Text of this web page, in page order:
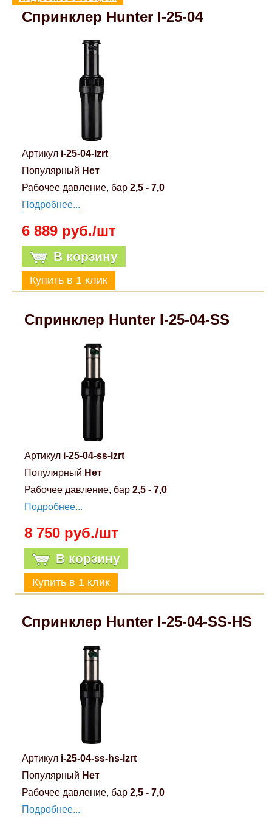
Спринклер Hunter I-25-04
Артикул i-25-04-lzrt
Популярный Нет
Рабочее давление, бар 2,5 - 7,0
Подробнее...
6 889 руб./шт
В корзину
Спринклер Hunter I-25-04-SS
Артикул i-25-04-ss-lzrt
Популярный Нет
Рабочее давление, бар 2,5 - 7,0
Подробнее...
8 750 руб./шт
В корзину
Спринклер Hunter I-25-04-SS-HS
Артикул i-25-04-ss-hs-lzrt
Популярный Нет
Рабочее давление, бар 2,5 - 7,0
Подробнее...
Компрессионные фитинги Poliext
Honda
Lada
Lexus
Mercedes-Benz
Mitsubishi
Opel
Volkswagen
УАЗ
Дополнительные товары
Эмали универсальные акриловые
Грунтовки, защитные лаки
Магнитные панели на холодильник